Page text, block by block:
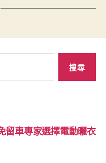
留車專家選擇電動曬衣